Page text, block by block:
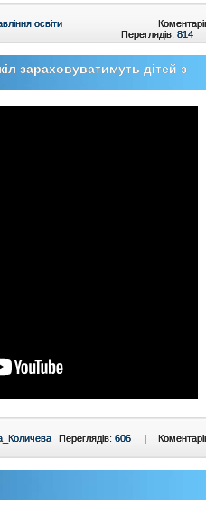
освіти
Переглядів: 814
зараховуватимуть дітей з
Переглядів: 606 |